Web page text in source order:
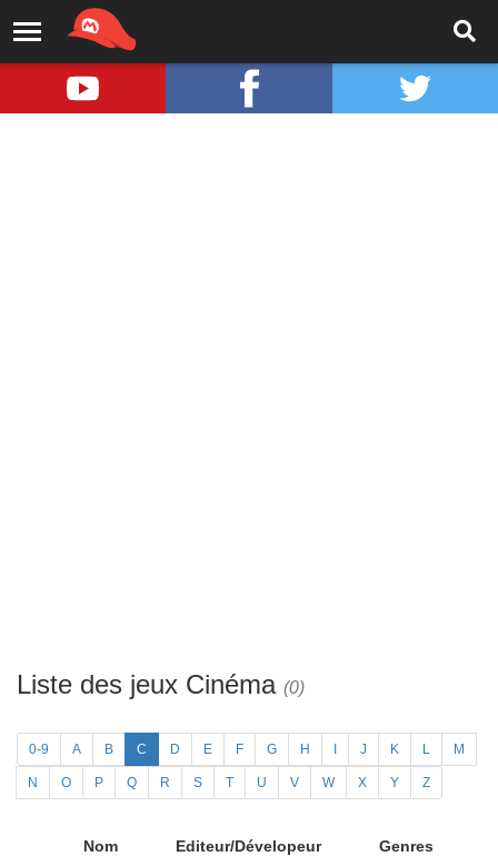
Liste des jeux Cinéma (0)
0-9 A B C D E F G H J K L M
N O P Q R S T U V W X Y Z
Nom Editeur/Dévelopeur Genres